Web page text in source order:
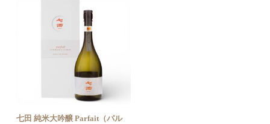
七田 純米大吟醸 Parfait（パル